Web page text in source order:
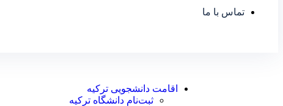
تماس با ما
اقامت دانشجویی ترکیه
ثبت‌نام دانشگاه ترکیه